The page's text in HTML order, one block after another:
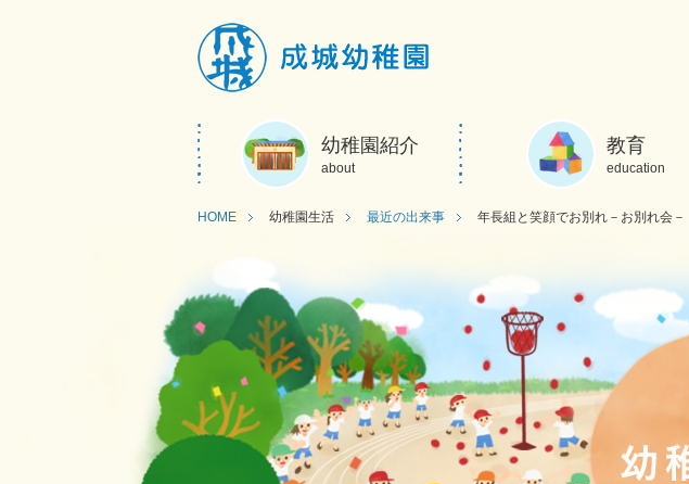
幼稚園紹介
about
教育
education
HOME 幼稚園生活 最近の出来事 年長組と笑顔でお別れ－お別れ会－